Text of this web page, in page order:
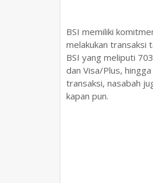
BSI memiliki
melakukan transaksi
BSI yang meliputi
dan Visa/Plus,
transaksi, nasabah
kapan pun.